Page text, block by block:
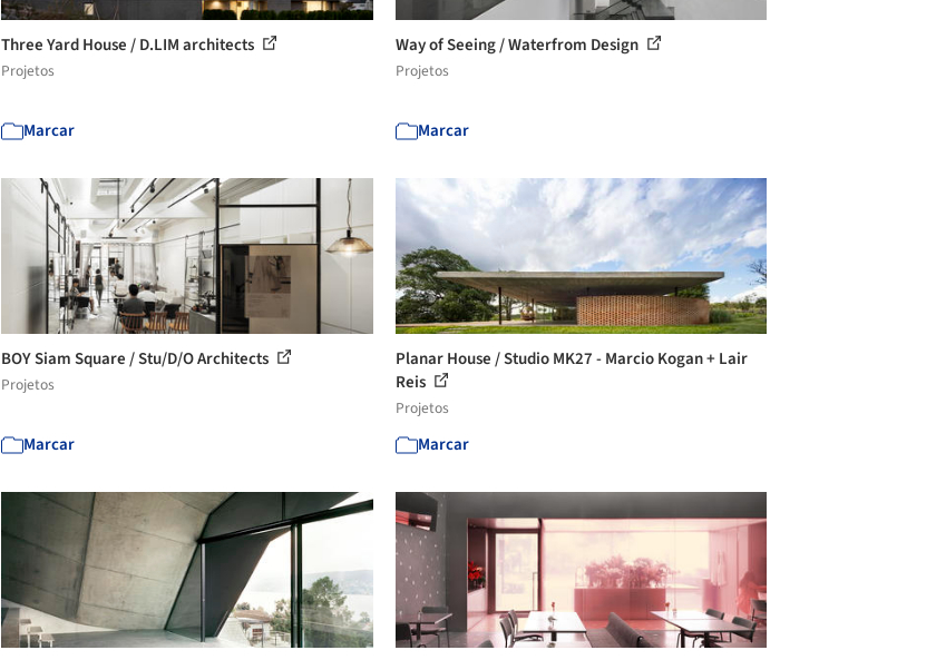
Three Yard House / D.LIM architects
Projetos
Marcar
Way of Seeing / Waterfrom Design
Projetos
Marcar
BOY Siam Square / Stu/D/O Architects
Projetos
Marcar
Planar House / Studio MK27 - Marcio Kogan + Lair
Reis
Projetos
Marcar